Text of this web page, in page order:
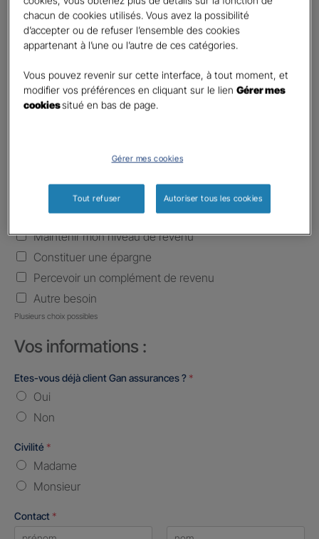
GAN ASSURANCES RIOM LE BEAU
Information sur votre besoin :
Qui souhaitez-vous protéger ?*
Autre
Quels sont vos besoins ?*
Maintenir mon niveau de revenu
Constituer une épargne
Percevoir un complément de revenu
Autre besoin
Plusieurs choix possibles
Vos informations :
Etes-vous déjà client Gan assurances ? *
Oui
Non
Civilité *
Madame
Monsieur
Contact *
chacun de cookies utilisés. Vous avez la possibilité
d’accepter ou de refuser l’ensemble des cookies
appartenant à l’une ou l’autre de ces catégories.
Vous pouvez revenir sur cette interface, à tout moment, et
modifier vos préférences en cliquant sur le lienGérer mes
cookiessitué en bas de page.
Gérer mes cookies
Tout refuser Autoriser tous les cookies